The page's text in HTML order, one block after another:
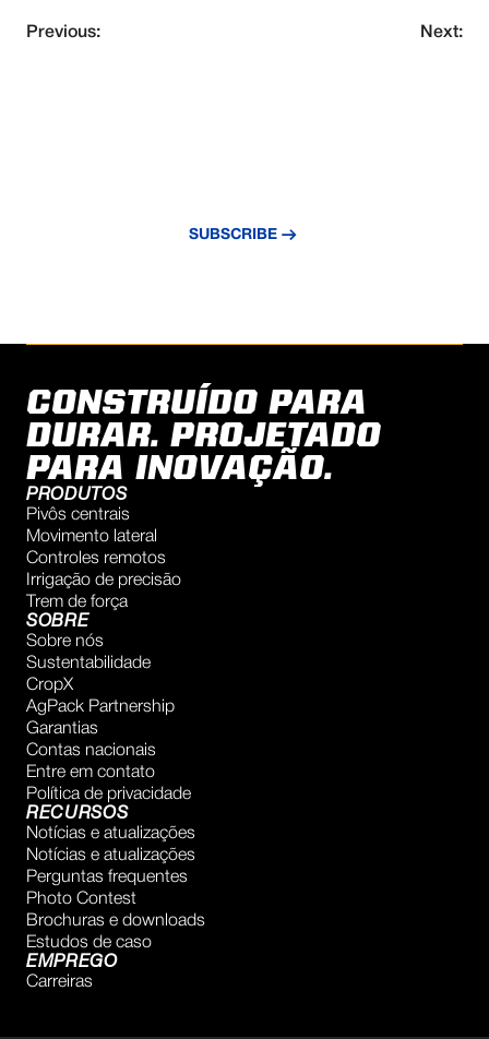
Previous: Next:
SUBSCRIBE
CONSTRUÍDO PARA
DURAR. PROJETADO
PARA INOVAÇÃO.
PRODUTOS
Pivôs centrais
Movimento lateral
Controles remotos
Irrigação de precisão
Trem de força
SOBRE
Sobre nós
Sustentabilidade
CropX
AgPack Partnership
Garantias
Contas nacionais
Entre em contato
Política de privacidade
RECURSOS
Notícias e atualizações
Notícias e atualizações
Perguntas frequentes
Photo Contest
Brochuras e downloads
Estudos de caso
EMPREGO
Carreiras